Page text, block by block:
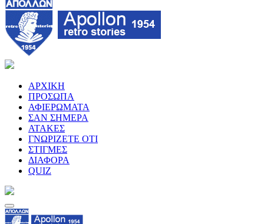
ΑΡΧΙΚΗ
ΠΡΟΣΩΠΑ
ΑΦΙΕΡΩΜΑΤΑ
ΣΑΝ ΣΗΜΕΡΑ
ΑΤΑΚΕΣ
ΓΝΩΡΙΖΕΤΕ ΟΤΙ
ΣΤΙΓΜΕΣ
ΔΙΑΦΟΡΑ
QUIZ